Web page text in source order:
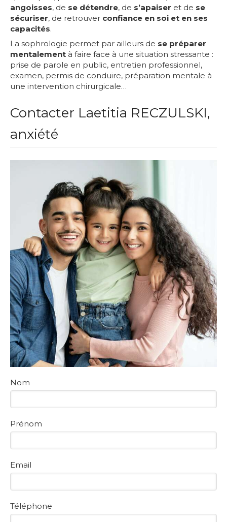
angoisses, de se détendre, de s’apaiser et de se
sécuriser, de retrouver confiance en soi et en ses
capacités.
La sophrologie permet par ailleurs de se préparer
mentalement à faire face à une situation stressante :
prise de parole en public, entretien professionnel,
examen, permis de conduire, préparation mentale à
une intervention chirurgicale…
Contacter Laetitia RECZULSKI,
anxiété
Nom
Prénom
Email
Téléphone